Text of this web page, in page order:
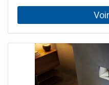
sur tablier diffusent leur
de bain toute